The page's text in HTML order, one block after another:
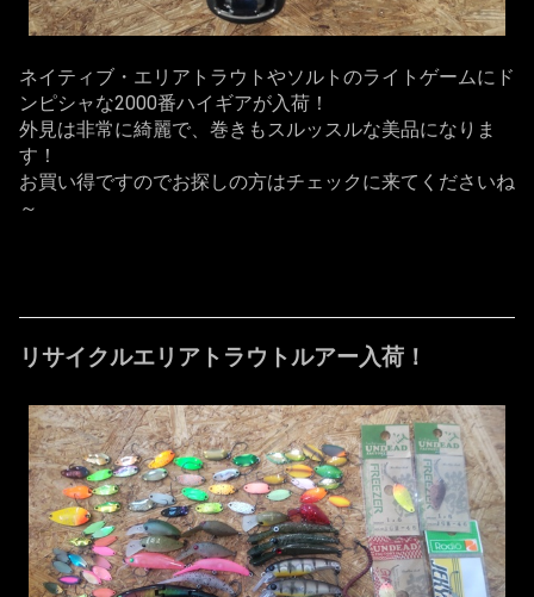
ネイティブ・エリアトラウトやソルトのライトゲームにド
ンピシャな2000番ハイギアが入荷！
外見は非常に綺麗で、巻きもスルッスルな美品になりま
す！
お買い得ですのでお探しの方はチェックに来てくださいね
～
リサイクルエリアトラウトルアー入荷！